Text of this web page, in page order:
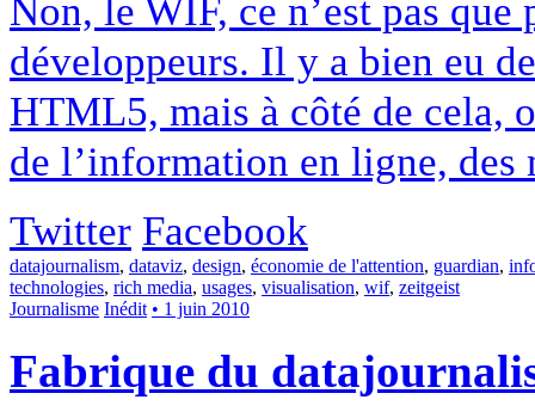
Non, le WIF, ce n’est pas que
développeurs. Il y a bien eu
HTML5, mais à côté de cela,
de l’information en ligne, des
Twitter Facebook
datajournalism, dataviz, design, économie de l'attention, guardian,
technologies, rich media, usages, visualisation, wif, zeitgeist
Journalisme Inédit • 1 juin 2010
Fabrique du